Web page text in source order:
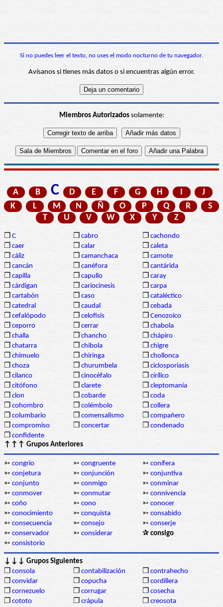
Si no puedes leer el texto, no uses el modo nocturno de tu navegador.
Avísanos si tienes más datos o si encuentras algún error.
Miembros Autorizadossolamente:
A B C D E F G H I
J
K
L M N Ñ O P Q R
S
T
U V W X Y Z
❒ C ❒ cabro ❒ cachondo
❒ caer ❒ calar ❒ caleta
❒ cáliz ❒ camanchaca ❒ camote
❒ cancán ❒ canéfora ❒ cantárida
❒ capilla ❒ capullo ❒ caray
❒ cárdigan ❒ cariocinesis ❒ carpa
❒ cartabón ❒ caso ❒ cataléctico
❒ catedral ❒ caudal ❒ cebada
❒ cefalópodo ❒ celofisis ❒ Cenozoico
❒ ceporro ❒ cerrar ❒ chabola
❒ challa ❒ chancho ❒ chápiro
❒ chatarra ❒ chibola ❒ chigre
❒ chimuelo ❒ chiringa ❒ chollonca
❒ choza ❒ churumbela ❒ ciclosporiasis
❒ cilanco ❒ cinocéfalo ❒ cirílico
❒ citófono ❒ clarete ❒ cleptomanía
❒ clon ❒ cobarde ❒ coda
❒ cohombro ❒ colémbolo ❒ collera
❒ columbario ❒ comensalismo ❒ compañero
❒ compromiso ❒ concertar ❒ condenado
❒ confidente
↑↑↑ Grupos Anteriores
➳ congrio ➳ congruente ➳ conífera
➳ conjetura ➳ conjunción ➳ conjuntiva
➳ conjunto ➳ conmigo ➳ conminar
➳ conmover ➳ conmutar ➳ connivencia
➳ coño ➳ cono ➳ conocer
➳ conocimiento ➳ conquista ➳ consabido
➳ consecuencia ➳ consejo ➳ conserje
➳ conservador ➳ considerar
✰ consigo
➳ consistorio
↓↓↓ Grupos Siguientes
❒ consola ❒ contabilización ❒ contrahecho
❒ convidar ❒ copucha ❒ cordillera
❒ cornezuelo ❒ corrugar ❒ cosecha
❒ cototo ❒ crápula ❒ creosota